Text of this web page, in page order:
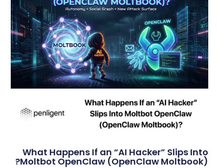
What Happens If an “AI Hacker” Slips Into
Moltbot OpenClaw (OpenClaw Moltbook)?